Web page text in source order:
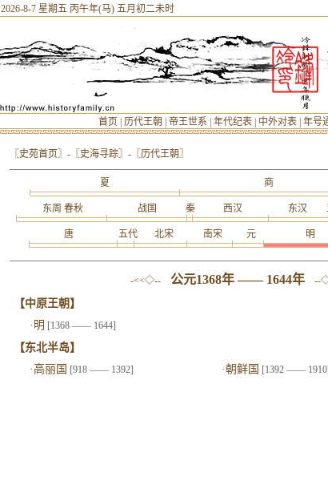
2026-8-7 星期五 丙午年(马) 五月初二未时
首页 历代王朝 帝王世系 年代纪表 中外对表 年号
〖史苑首页〗 -〖史海寻踪〗- 〖历代王朝〗
夏 商
东周 春秋 战国 秦 西汉 东汉
唐 五代 北宋 南宋 元 明
-<<◇-- 公元1368年 —— 1644年 --
【中原王朝】
· 明 [1368 —— 1644]
【东北半岛】
· 高丽国 [918 —— 1392] ·朝鲜国 [1392 —— 1910]